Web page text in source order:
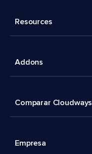
Resources
Addons
Comparar Cloudways
Empresa